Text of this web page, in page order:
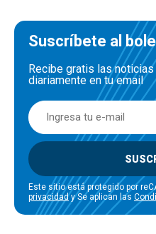
Suscríbete al
Recibe gratis las
diariamente en tu email
Este sitio está protegido por
privacidady Se aplican las